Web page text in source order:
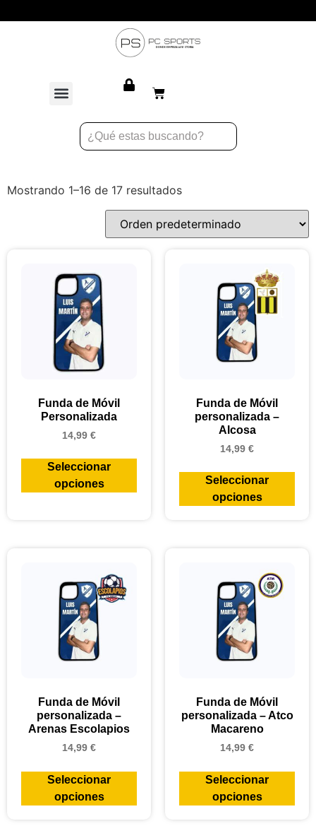
Atención personalizada para equipos
Mostrando 1–16 de 17 resultados
Funda de Móvil
Personalizada
14,99 €
Seleccionar
opciones
Funda de Móvil
personalizada –
Alcosa
14,99 €
Seleccionar
opciones
Funda de Móvil
personalizada –
Arenas Escolapios
14,99 €
Seleccionar
opciones
Funda de Móvil
personalizada – Atco
Macareno
14,99 €
Seleccionar
opciones